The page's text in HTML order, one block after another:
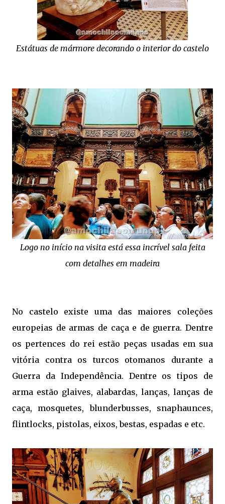
Estátuas de mármore decorando o interior do castelo
Logo no início na visita está essa incrível sala feita
com detalhes em madeira
No castelo existe uma das maiores coleções
europeias de armas de caça e de guerra. Dentre
os pertences do rei estão peças usadas em sua
vitória contra os turcos otomanos durante a
Guerra da Independência. Dentre os tipos de
arma estão glaives, alabardas, lanças, lanças de
caça, mosquetes, blunderbusses, snaphaunces,
flintlocks, pistolas, eixos, bestas, espadas e etc.